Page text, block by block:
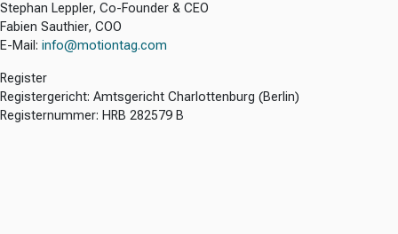
Stephan Leppler, Co-Founder & CEO
Fabien Sauthier, COO
E-Mail: info@motiontag.com
Register
Registergericht: Amtsgericht Charlottenburg (Berlin)
Registernummer: HRB 282579 B